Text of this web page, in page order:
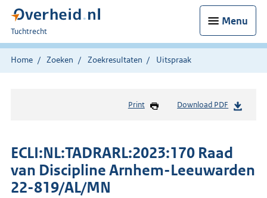
Menu
U
bent
hier:
Tuchtrecht
Home Zoeken Zoekresultaten Uitspraak
Print Download PDF
ECLI:NL:TADRARL:2023:170 Raad
van Discipline Arnhem-Leeuwarden
22-819/AL/MN